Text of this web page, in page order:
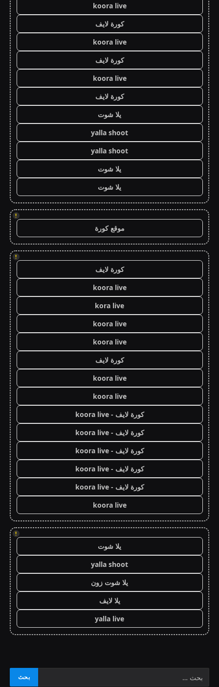
koora live
كورة لايف
koora live
كورة لايف
koora live
كورة لايف
يلا شوت
yalla shoot
yalla shoot
يلا شوت
يلا شوت
!
موقع كورة
!
كورة لايف
koora live
kora live
koora live
koora live
كورة لايف
koora live
koora live
كورة لايف - koora live
كورة لايف - koora live
كورة لايف - koora live
كورة لايف - koora live
كورة لايف - koora live
koora live
!
يلا شوت
yalla shoot
يلا شوت زون
يلا لايف
yalla live